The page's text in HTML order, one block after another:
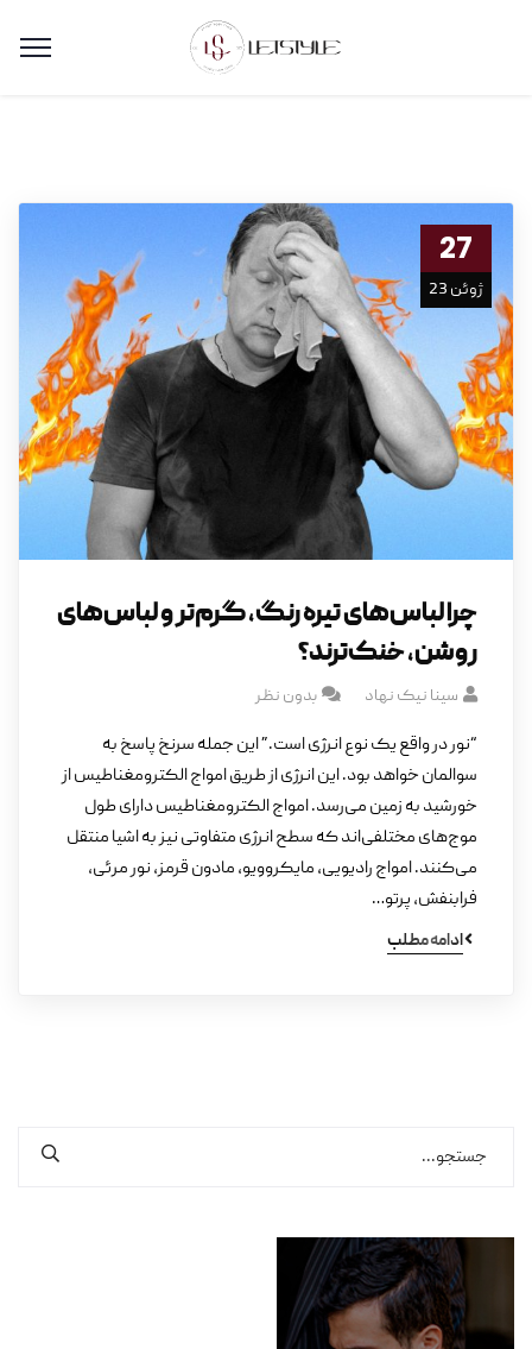
27
ژوئن 23
چرا لباس‌‌های تیره رنگ، گرم‌تر و لباس‌های
روشن، خنک‌ترند؟
سینا نیک نهاد بدون نظر
“نور در واقع یک نوع انرژی است.” این جمله سرنخ پاسخ به
سوالمان خواهد بود. این انرژی از طریق امواج الکترومغناطیس از
خورشید به زمین می‌رسد. امواج الکترومغناطیس دارای طول
موج‌های مختلفی‌اند که سطح انرژی متفاوتی نیز به اشیا منتقل
می‌کنند. امواج رادیویی، مایکروویو، مادون قرمز، نور مرئی،
فرابنفش، پرتو…
ادامه مطلب